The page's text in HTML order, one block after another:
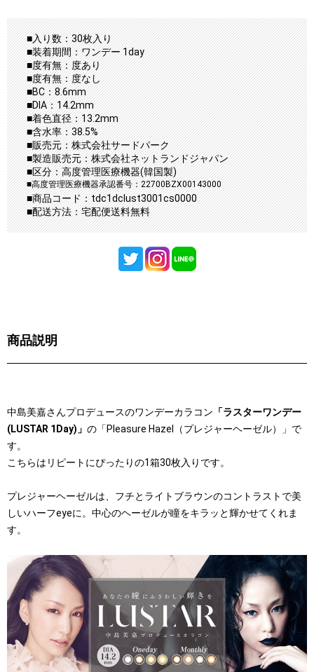
■入り数：30枚入り
■装着期間：ワンデー 1day
■度有無：度あり
■度有無：度なし
■BC：8.6mm
■DIA：14.2mm
■着色直径：13.2mm
■含水率：38.5%
■販売元：株式会社サードパーク
■製造販売元：株式会社ネットランドジャパン
■区分：高度管理医療機器(韓国製)
■高度管理医療機器承認番号：22700BZX00143000
■商品コード：tdc1dclust3001cs0000
■配送方法：宅配便送料無料
商品説明
中島美嘉さんプロデュースのワンデーカラコン 「ラスターワンデー
(LUSTAR 1Day)」 の「Pleasure Hazel（プレジャーヘーゼル）」で
す。
こちらはリピートにぴったりの1箱30枚入りです。
プレジャーヘーゼルは、フチとライトブラウンのコントラストで美
しいハーフeyeに。中心のヘーゼルが瞳をキラッと輝かせてくれま
す。